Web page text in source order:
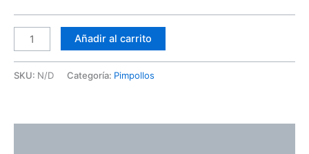
Añadir al carrito
SKU: N/D Categoría: Pimpollos